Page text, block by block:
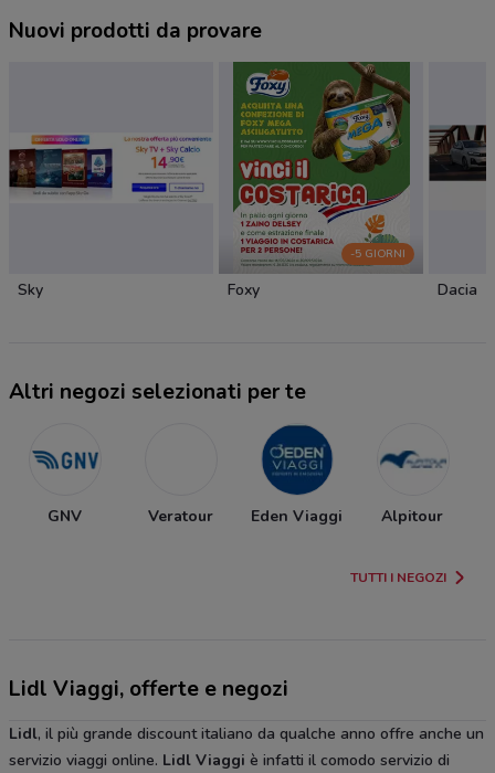
Nuovi prodotti da provare
Sky
-5 GIORNI
Foxy Dacia
Altri negozi selezionati per te
GNV Veratour Eden Viaggi Alpitour
TUTTI I NEGOZI
Lidl Viaggi, offerte e negozi
Lidl, il più grande discount italiano da qualche anno offre anche un
servizio viaggi online. Lidl Viaggi è infatti il comodo servizio di